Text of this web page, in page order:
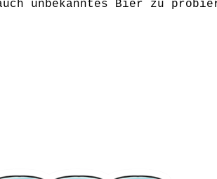
unbekanntes Bier zu